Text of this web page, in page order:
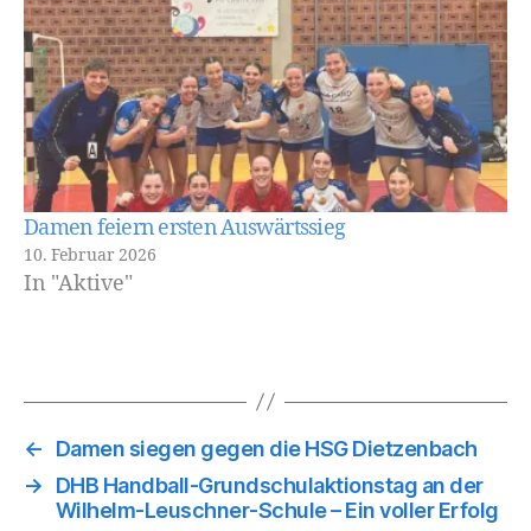
Damen feiern ersten Auswärtssieg
10. Februar 2026
In "Aktive"
←
Damen siegen gegen die HSG Dietzenbach
→
DHB Handball-Grundschulaktionstag an der
Wilhelm-Leuschner-Schule – Ein voller Erfolg